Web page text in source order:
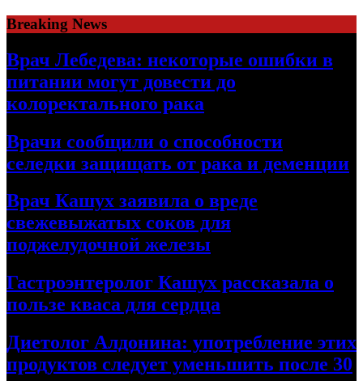
Skip
to
content
Breaking News
Врач Лебедева: некоторые ошибки в
питании могут довести до
колоректального рака
Врачи сообщили о способности
селедки защищать от рака и деменции
Врач Кашух заявила о вреде
свежевыжатых соков для
поджелудочной железы
Гастроэнтеролог Кашух рассказала о
пользе кваса для сердца
Диетолог Алдонина: употребление этих
продуктов следует уменьшить после 30